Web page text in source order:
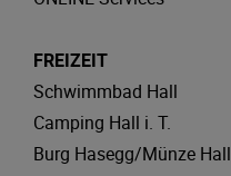
FREIZEIT
Schwimmbad Hall
Camping Hall i. T.
Burg Hasegg/Münze Hall